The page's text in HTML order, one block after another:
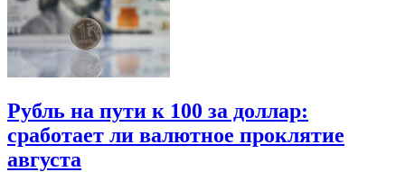
Рубль на пути к 100 за доллар:
сработает ли валютное проклятие
августа